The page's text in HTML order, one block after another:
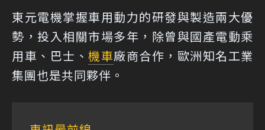
東元電機掌握車用動力的研發與製造兩大優
勢，投入相關市場多年，除曾與國產電動乘
用車、巴士、 機車廠商合作，歐洲知名工業
集團也是共同夥伴。